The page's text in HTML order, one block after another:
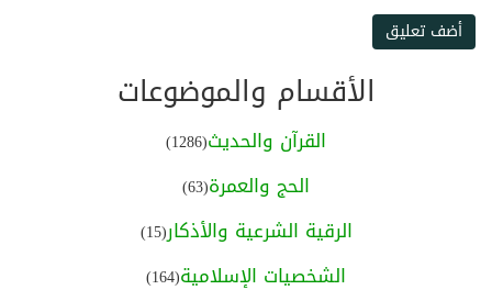
أضف تعليق
الأقسام والموضوعات
القرآن والحديث(1286)
الحج والعمرة(63)
الرقية الشرعية والأذكار(15)
الشخصيات الإسلامية(164)